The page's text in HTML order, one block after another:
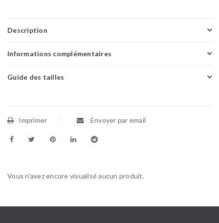
Description
Informations complémentaires
Guide des tailles
Imprimer Envoyer par email
Vous n'avez encore visualisé aucun produit.